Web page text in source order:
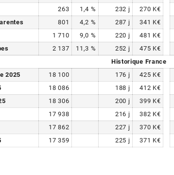
263 1,4 % 232 j 270 K€
801 4,2 % 287 j 341 K€
1 710 9,0 % 220 j 481 K€
2 137 11,3 % 252 j 475 K€
Historique France
2025
18 100 176 j 425 K€
18 086 188 j 412 K€
18 306 200 j 399 K€
17 938 216 j 382 K€
17 862 227 j 370 K€
17 359 225 j 371 K€